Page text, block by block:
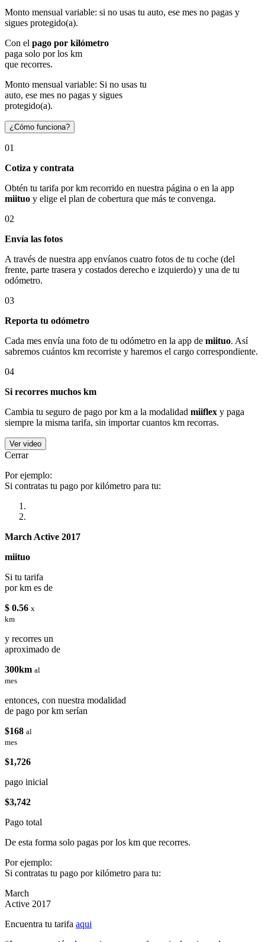
Monto mensual variable: si no usas tu auto, ese mes no pagas y
sigues protegido(a).
Con el pago por kilómetro
paga solo por los km
que recorres.
Monto mensual variable: Si no usas tu
auto, ese mes no pagas y sigues
protegido(a).
¿Cómo funciona?
01
Cotiza y contrata
Obtén tu tarifa por km recorrido en nuestra página o en la app
miituo y elige el plan de cobertura que más te convenga.
02
Envía las fotos
A través de nuestra app envíanos cuatro fotos de tu coche (del
frente, parte trasera y costados derecho e izquierdo) y una de tu
odómetro.
03
Reporta tu odómetro
Cada mes envía una foto de tu odómetro en la app de miituo. Así
sabremos cuántos km recorriste y haremos el cargo correspondiente.
04
Si recorres muchos km
Cambia tu seguro de pago por km a la modalidad miiflex y paga
siempre la misma tarifa, sin importar cuantos km recorras.
Ver video
Cerrar
Por ejemplo:
Si contratas tu pago por kilómetro para tu:
March Active 2017
miituo
Si tu tarifa
por km es de
$ 0.56 x
km
y recorres un
aproximado de
300km al
mes
entonces, con nuestra modalidad
de pago por km serían
$168 al
mes
$1,726
pago inicial
$3,742
Pago total
De esta forma solo pagas por los km que recorres.
Por ejemplo:
Si contratas tu pago por kilómetro para tu:
March
Active 2017
Encuentra tu tarifa aqui